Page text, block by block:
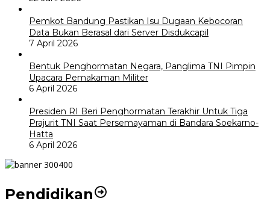
Pemkot Bandung Pastikan Isu Dugaan Kebocoran
Data Bukan Berasal dari Server Disdukcapil
7 April 2026
Bentuk Penghormatan Negara, Panglima TNI Pimpin
Upacara Pemakaman Militer
6 April 2026
Presiden RI Beri Penghormatan Terakhir Untuk Tiga
Prajurit TNI Saat Persemayaman di Bandara Soekarno-
Hatta
6 April 2026
Pendidikan